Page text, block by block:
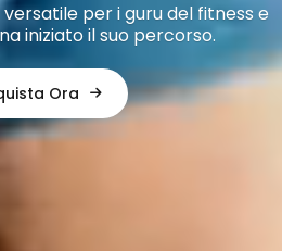
per i guru del fitness e
iniziato il suo percorso.
Ora 